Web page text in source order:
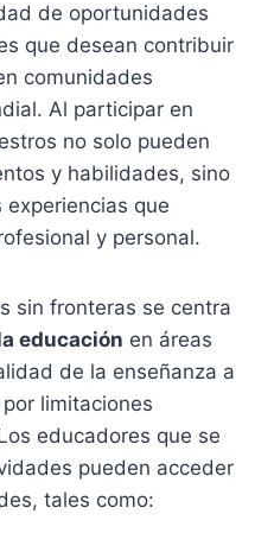
de oportunidades
que desean contribuir
comunidades
Al participar en
no solo pueden
y habilidades, sino
que
y personal.
sin fronteras se centra
educación en áreas
de la enseñanza a
limitaciones
educadores que se
pueden acceder
tales como: